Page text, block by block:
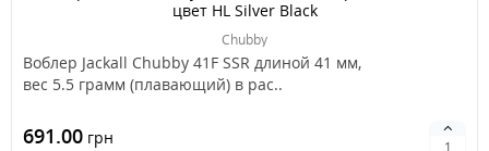
цвет HL Silver Black
Chubby
Воблер Jackall Chubby 41F SSR длиной 41 мм,
вес 5.5 грамм (плавающий) в рас..
691.00 грн